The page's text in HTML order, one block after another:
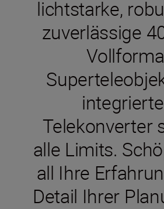
lichtstarke,
zuverlässige
Telekonverter
alle Limits.
all Ihre
Detail Ihrer